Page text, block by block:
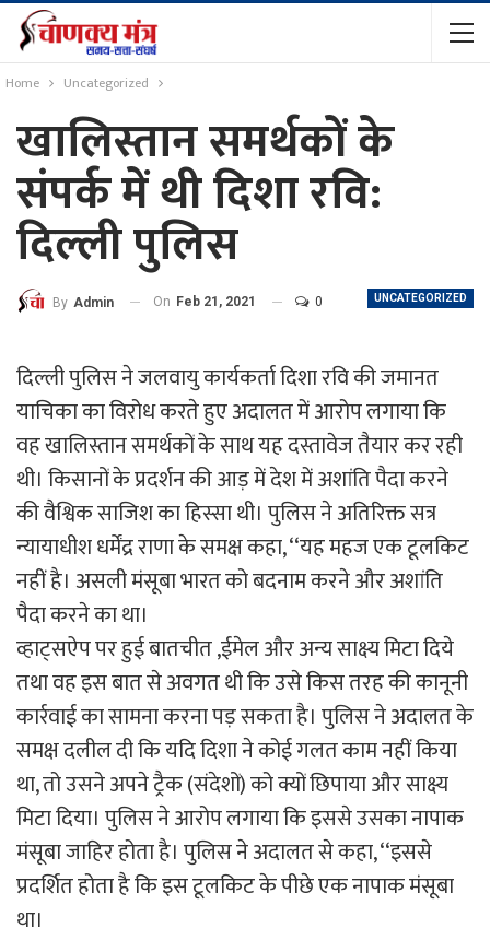
Home Uncategorized
खालिस्तान समर्थकों के
संपर्क में थी दिशा रवि:
दिल्ली पुलिस
UNCATEGORIZED
By Admin On Feb 21, 2021 0
दिल्ली पुलिस ने जलवायु कार्यकर्ता दिशा रवि की जमानत
याचिका का विरोध करते हुए अदालत में आरोप लगाया कि
वह खालिस्तान समर्थकों के साथ यह दस्तावेज तैयार कर रही
थी। किसानों के प्रदर्शन की आड़ में देश में अशांति पैदा करने
की वैश्विक साजिश का हिस्सा थी। पुलिस ने अतिरिक्त सत्र
न्यायाधीश धर्मेंद्र राणा के समक्ष कहा, ‘‘यह महज एक टूलकिट
नहीं है। असली मंसूबा भारत को बदनाम करने और अशांति
पैदा करने का था।
व्हाट्सऐप पर हुई बातचीत ,ईमेल और अन्य साक्ष्य मिटा दिये
तथा वह इस बात से अवगत थी कि उसे किस तरह की कानूनी
कार्रवाई का सामना करना पड़ सकता है। पुलिस ने अदालत के
समक्ष दलील दी कि यदि दिशा ने कोई गलत काम नहीं किया
था, तो उसने अपने ट्रैक (संदेशों) को क्यों छिपाया और साक्ष्य
मिटा दिया। पुलिस ने आरोप लगाया कि इससे उसका नापाक
मंसूबा जाहिर होता है। पुलिस ने अदालत से कहा, ‘‘इससे
प्रदर्शित होता है कि इस टूलकिट के पीछे एक नापाक मंसूबा
था।